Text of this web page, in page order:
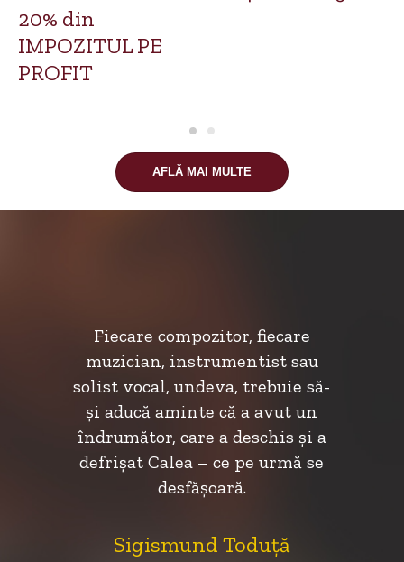
20% din
IMPOZITUL PE
PROFIT
AFLĂ MAI MULTE
Fiecare compozitor, fiecare
muzician, instrumentist sau
solist vocal, undeva, trebuie să-
şi aducă aminte că a avut un
îndrumător, care a deschis şi a
defrişat Calea – ce pe urmă se
desfăşoară.
Sigismund Toduță